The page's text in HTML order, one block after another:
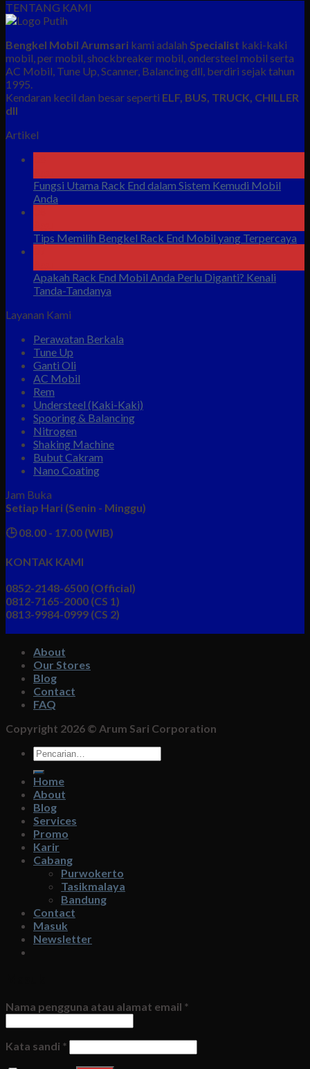
TENTANG KAMI
Bengkel Mobil Arumsari kami adalah Specialist kaki-kaki
mobil, per mobil, shockbreaker mobil, ondersteel mobil serta
AC Mobil, Tune Up, Scanner, Balancing dll, berdiri sejak tahun
1995.
Kendaran kecil dan besar seperti ELF, BUS, TRUCK, CHILLER
dll
Artikel
Fungsi Utama Rack End dalam Sistem Kemudi Mobil
Anda
Tips Memilih Bengkel Rack End Mobil yang Terpercaya
Apakah Rack End Mobil Anda Perlu Diganti? Kenali
Tanda-Tandanya
Layanan Kami
Perawatan Berkala
Tune Up
Ganti Oli
AC Mobil
Rem
Understeel (Kaki-Kaki)
Spooring & Balancing
Nitrogen
Shaking Machine
Bubut Cakram
Nano Coating
Jam Buka
Setiap Hari (Senin - Minggu)
🕒 08.00 - 17.00 (WIB)
KONTAK KAMI
0852-2148-6500 (Official)
0812-7165-2000 (CS 1)
0813-9984-0999 (CS 2)
About
Our Stores
Blog
Contact
FAQ
Copyright 2026 © Arum Sari Corporation
Pencarian
untuk:
Home
About
Blog
Services
Promo
Karir
Cabang
Purwokerto
Tasikmalaya
Bandung
Contact
Masuk
Newsletter
Nama pengguna atau alamat email *
Kata sandi *